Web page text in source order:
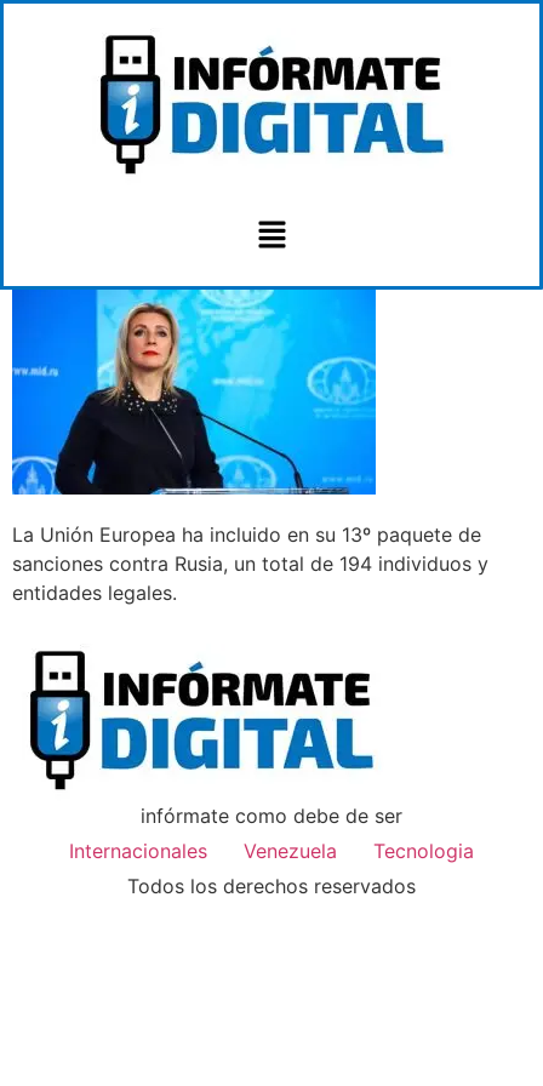
La Unión Europea ha incluido en su 13º paquete de
sanciones contra Rusia, un total de 194 individuos y
entidades legales.
infórmate como debe de ser
Internacionales
Venezuela
Tecnologia
Todos los derechos reservados